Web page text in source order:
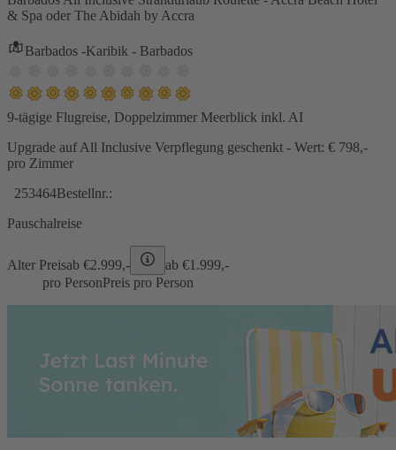
& Spa oder The Abidah by Accra
Barbados -Karibik - Barbados
9-tägige Flugreise, Doppelzimmer Meerblick inkl. AI
Upgrade auf All Inclusive Verpflegung geschenkt - Wert: € 798,-
pro Zimmer
253464Bestellnr.:
Pauschalreise
Alter Preisab €2.999,- ab €1.999,-
pro PersonPreis pro Person